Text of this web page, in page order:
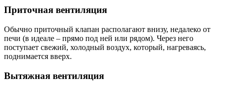
Приточная вентиляция
Обычно приточный клапан располагают внизу, недалеко от
печи (в идеале – прямо под ней или рядом). Через него
поступает свежий, холодный воздух, который, нагреваясь,
поднимается вверх.
Вытяжная вентиляция